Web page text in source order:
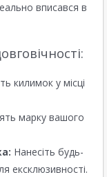
вписався в
килимок у місці
марку вашого
Нанесіть будь-
ексклюзивності.